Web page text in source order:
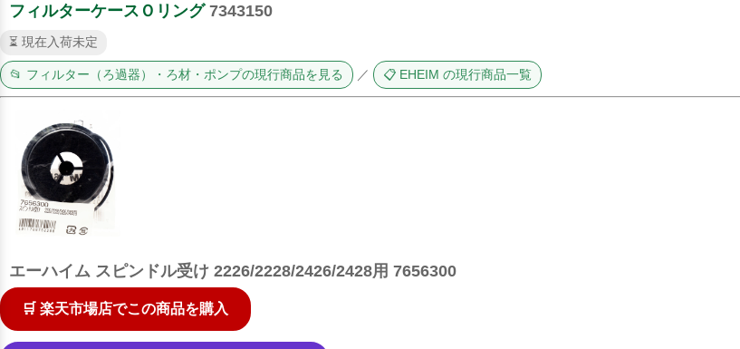
フィルターケースＯリング7343150
⏳ 現在入荷未定
📂 フィルター（ろ過器）・ろ材・ポンプの現行商品を見る ／ 📋 EHEIM の現行商品一覧
エーハイム スピンドル受け 2226/2228/2426/2428用 7656300
🛒 楽天市場店でこの商品を購入